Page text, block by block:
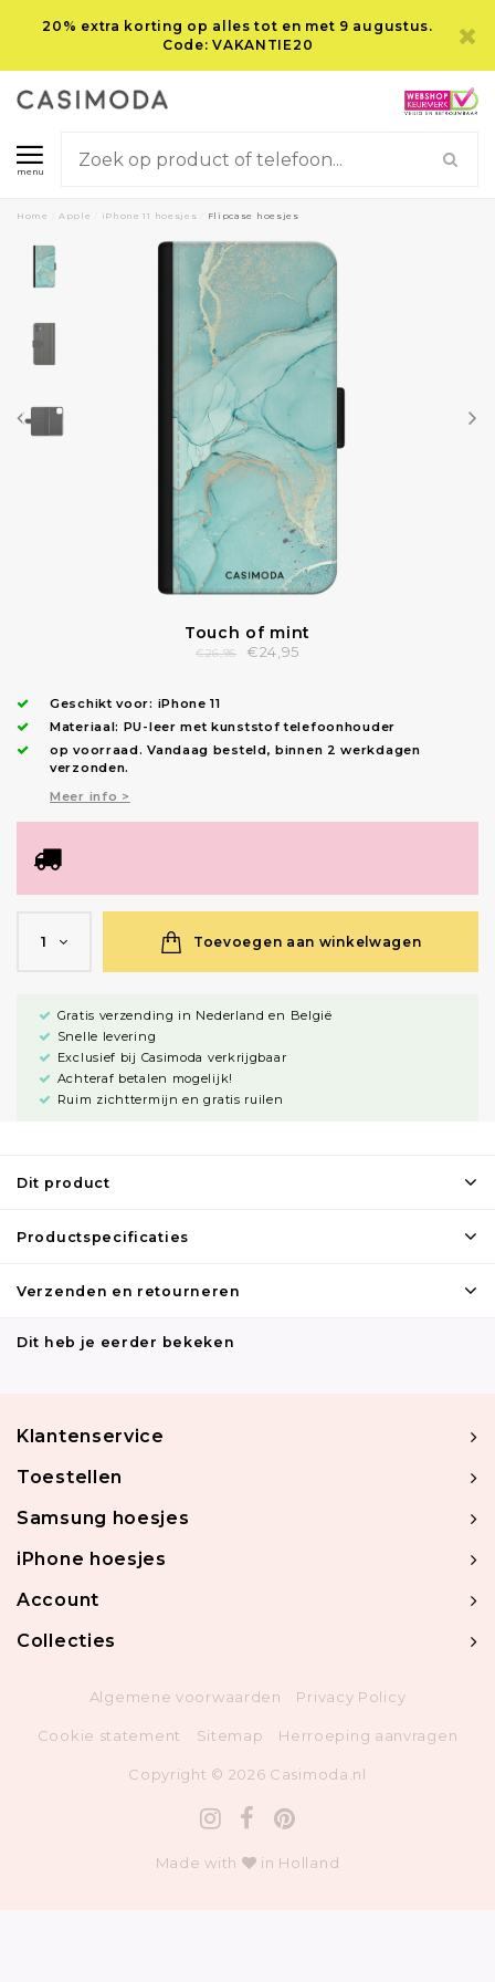
20% extra korting op alles tot en met 9 augustus.
Code: VAKANTIE20
menu
Home Apple iPhone 11 hoesjes Flipcase hoesjes
Touch of mint
€26,95 €24,95
Geschikt voor: iPhone 11
Materiaal: PU-leer met kunststof telefoonhouder
op voorraad.Vandaag besteld, binnen 2 werkdagen
verzonden.
Meer info >
1 Toevoegen aan winkelwagen
Gratis verzending in Nederland en België
Snelle levering
Exclusief bij Casimoda verkrijgbaar
Achteraf betalen mogelijk!
Ruim zichttermijn en gratis ruilen
Dit product
Productspecificaties
Verzenden en retourneren
Dit heb je eerder bekeken
Klantenservice
Toestellen
Samsung hoesjes
iPhone hoesjes
Account
Collecties
Algemene voorwaarden Privacy Policy
Cookie statement Sitemap Herroeping aanvragen
Copyright © 2026 Casimoda.nl
Made with in Holland